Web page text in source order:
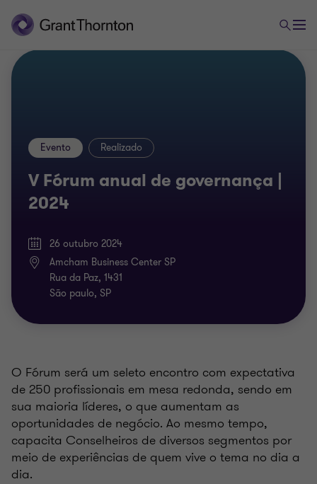
V Fórum anual de governança |
2024
Evento Realizado
26 outubro 2024
Amcham Business Center SP
Rua da Paz, 1431
São paulo, SP
O Fórum será um seleto encontro com expectativa
de 250 profissionais em mesa redonda, sendo em
sua maioria líderes, o que aumentam as
oportunidades de negócio. Ao mesmo tempo,
capacita Conselheiros de diversos segmentos por
meio de experiências de quem vive o tema no dia a
dia.